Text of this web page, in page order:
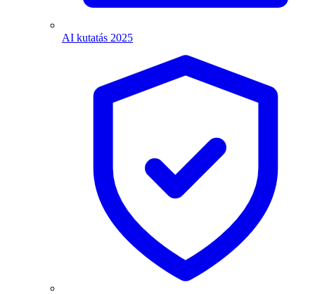
AI kutatás 2025